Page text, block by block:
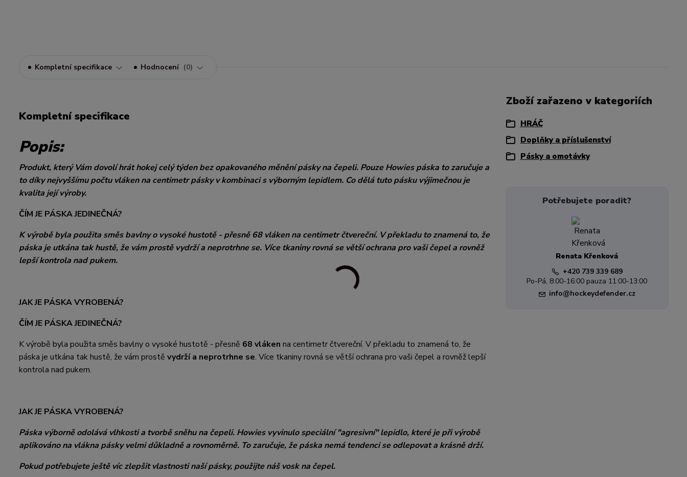
Kompletní specifikace Hodnocení 0
Kompletní specifikace
Popis:
Produkt, který Vám dovolí hrát hokej celý týden bez opakovaného měnění pásky na čepeli. Pouze Howies páska to zaručuje a
to díky nejvyššímu počtu vláken na centimetr pásky v kombinaci s výborným lepidlem. Co dělá tuto pásku výjimečnou je
kvalita její výroby.
ČÍM JE PÁSKA JEDINEČNÁ?
K výrobě byla použita směs bavlny o vysoké hustotě - přesně 68 vláken na centimetr čtvereční. V překladu to znamená to, že
páska je utkána tak hustě, že vám prostě vydrží a neprotrhne se. Více tkaniny rovná se větší ochrana pro vaši čepel a rovněž
lepší kontrola nad pukem.
JAK JE PÁSKA VYROBENÁ?
ČÍM JE PÁSKA JEDINEČNÁ?
K výrobě byla použita směs bavlny o vysoké hustotě - přesně 68 vláken na centimetr čtvereční. V překladu to znamená to, že
páska je utkána tak hustě, že vám prostě vydrží a neprotrhne se. Více tkaniny rovná se větší ochrana pro vaši čepel a rovněž lepší
kontrola nad pukem.
JAK JE PÁSKA VYROBENÁ?
Páska výborně odolává vlhkosti a tvorbě sněhu na čepeli. Howies vyvinulo speciální "agresivní" lepidlo, které je při výrobě
aplikováno na vlákna pásky velmi důkladně a rovnoměrně. To zaručuje, že páska nemá tendenci se odlepovat a krásně drží.
Pokud potřebujete ještě víc zlepšit vlastnosti naší pásky, použijte náš vosk na čepel.
Zboží zařazeno v kategoriích
HRÁČ
Doplňky a příslušenství
Pásky a omotávky
Potřebujete poradit?
Renata Křenková
+420 739 339 689
Po-Pá, 8:00-16:00 pauza 11:00-13:00
info@hockeydefender.cz